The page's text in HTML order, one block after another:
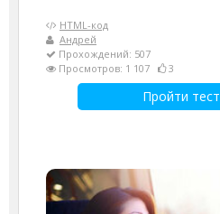
HTML-код
Андрей
Прохождений: 507
Просмотров: 1 107
3
Пройти тест